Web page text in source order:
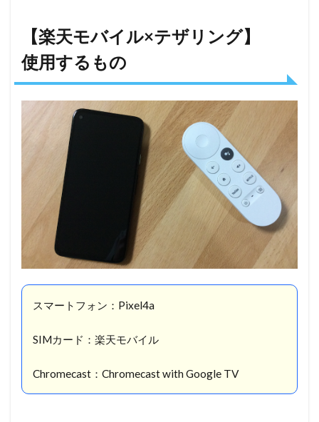
バイ
ル×
テザ
リン
グ】
もの
【楽天
モバイル×
テザリン
Chromecast
にテザリン
3
天モ
ル×
【楽天モバイル×テザリング】
使用するもの
スマートフォン：Pixel4a
SIMカード：楽天モバイル
Chromecast：Chromecast with Google TV